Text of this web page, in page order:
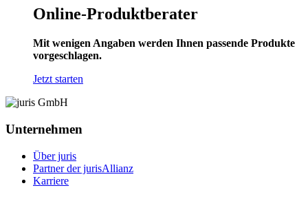
Online-Produktberater
Mit wenigen Angaben werden Ihnen passende Produkte
vorgeschlagen.
Jetzt starten
Unternehmen
Über juris
Partner der jurisAllianz
Karriere